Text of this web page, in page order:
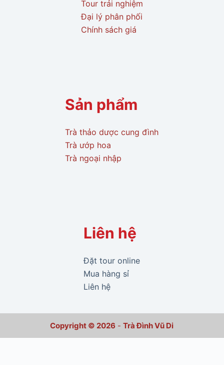
Tour trải nghiệm
Đại lý phân phối
Chính sách giá
Sản phẩm
Trà thảo dược cung đình
Trà ướp hoa
Trà ngoại nhập
Liên hệ
Đặt tour online
Mua hàng sỉ
Liên hệ
Copyright © 2026 -Trà Đình Vũ Di